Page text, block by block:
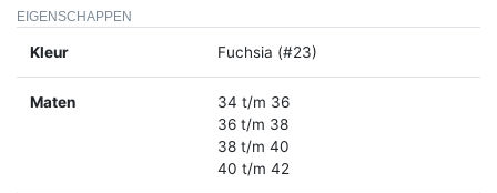
EIGENSCHAPPEN
Kleur Fuchsia (#23)
Maten
34 t/m 36
36 t/m 38
38 t/m 40
40 t/m 42